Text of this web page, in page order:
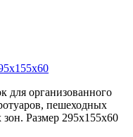
для организованного
пешеходных
Размер 295х155х60